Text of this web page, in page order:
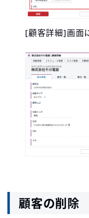
[顧客詳細]画面
顧客の削除